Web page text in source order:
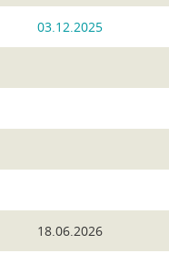
03.12.2025
18.06.2026